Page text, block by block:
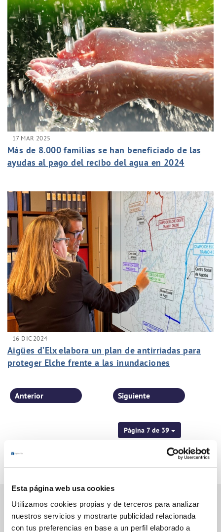
Esta página web usa cookies
Utilizamos cookies propias y de terceros para analizar
nuestros servicios y mostrarte publicidad relacionada
con tus preferencias en base a un perfil elaborado a
17 MAR 2025
Más de 8.000 familias se han beneficiado de las
ayudas al pago del recibo del agua en 2024
16 DIC 2024
Aigües d’Elx elabora un plan de antirriadas para
proteger Elche frente a las inundaciones
Página 7 de 39
Anterior Siguiente
Gestiones Online